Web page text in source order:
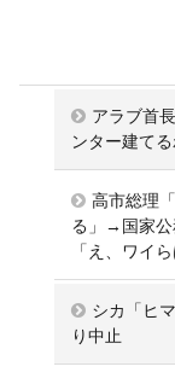
アラブ首
ンター建てる
高市総理
る」→国家公
「え、ワイら
シカ「ヒ
り中止